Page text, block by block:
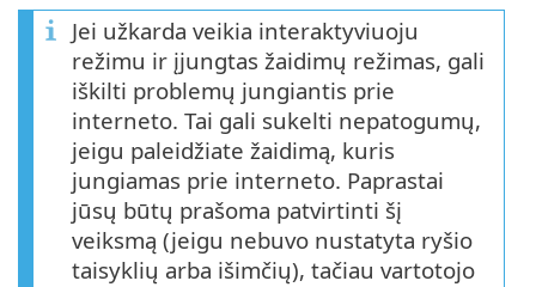
Jei užkarda veikia interaktyviuoju
režimu ir įjungtas žaidimų režimas, gali
iškilti problemų jungiantis prie
interneto. Tai gali sukelti nepatogumų,
jeigu paleidžiate žaidimą, kuris
jungiamas prie interneto. Paprastai
jūsų būtų prašoma patvirtinti šį
veiksmą (jeigu nebuvo nustatyta ryšio
taisyklių arba išimčių), tačiau vartotojo